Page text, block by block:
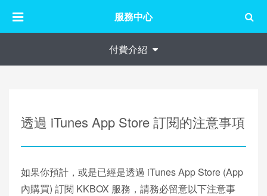
服務中心
付費介紹
透過 iTunes App Store 訂閱的注意事項
如果你預計，或是已經是透過 iTunes App Store (App
內購買) 訂閱 KKBOX 服務，請務必留意以下注意事